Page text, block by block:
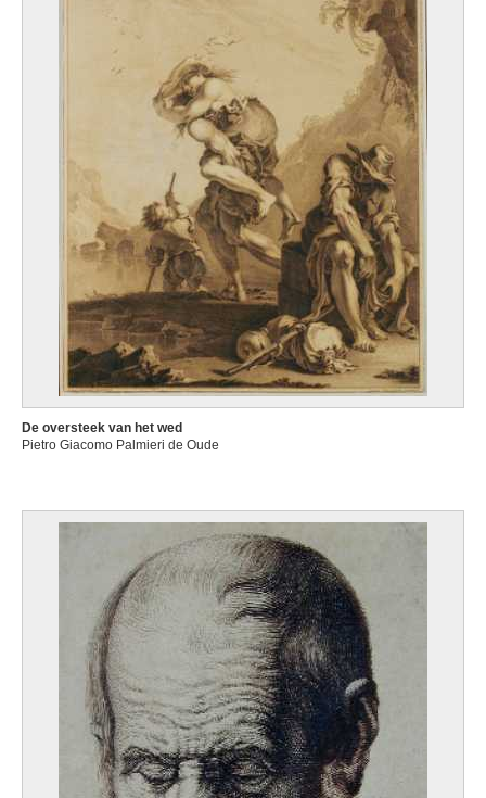
De oversteek van het wed
Pietro Giacomo Palmieri de Oude